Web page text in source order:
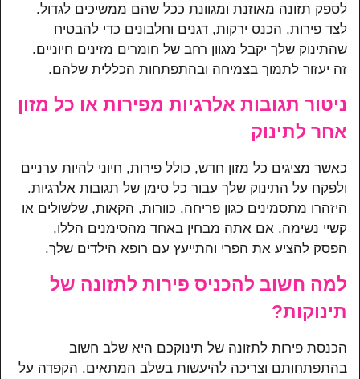
לספק תזונה מאוזנת ומגוונת ככל שהם ממשיכים לגדול.
לצד פירות, הכנס ירקות, דגנים וחלבונים כדי להבטיח
שהתינוק שלך יקבל מגוון רחב של חומרים מזינים חיוניים.
זה יעזור לתמוך בצמיחה ובהתפתחות הכללית שלהם.
ניטור תגובות אלרגיות מפירות או כל מזון
אחר לתינוק
כאשר מציגים כל מזון חדש, כולל פירות, חיוני להיות ערניים
ולפקח על התינוק שלך עבור כל סימן של תגובות אלרגיות.
היזהרו מתסמינים כגון פריחה, כוורות, הקאות, שלשולים או
קשיי נשימה. אם אתה מבחין באחד מהסימנים הללו,
הפסק להציע את הפרי והתייעץ עם רופא הילדים שלך.
למה חשוב להכניס פירות לתזונה של
תינוקות?
הכנסת פירות לתזונה של תינוקכם היא שלב חשוב
בהתפתחותם וצריכה להיעשות בשלב המתאים. הקפדה על